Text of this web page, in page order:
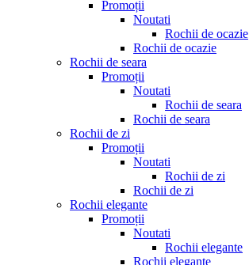
Promoții
Noutati
Rochii de ocazie
Rochii de ocazie
Rochii de seara
Promoții
Noutati
Rochii de seara
Rochii de seara
Rochii de zi
Promoții
Noutati
Rochii de zi
Rochii de zi
Rochii elegante
Promoții
Noutati
Rochii elegante
Rochii elegante